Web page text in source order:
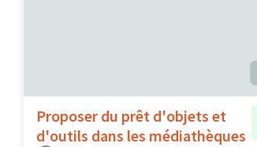
Proposer du prêt d'objets et
d'outils dans les médiathèques